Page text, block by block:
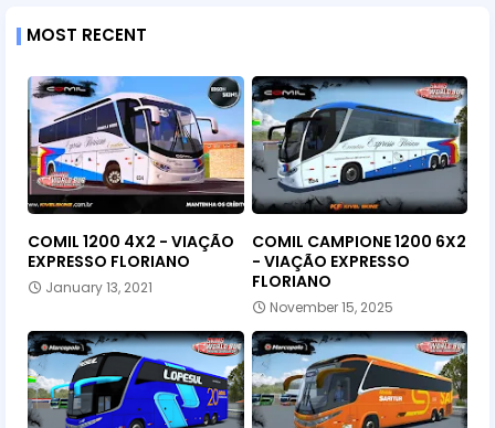
MOST RECENT
COMIL 1200 4X2 - VIAÇÃO
EXPRESSO FLORIANO
January 13, 2021
COMIL CAMPIONE 1200 6X2
- VIAÇÃO EXPRESSO
FLORIANO
November 15, 2025